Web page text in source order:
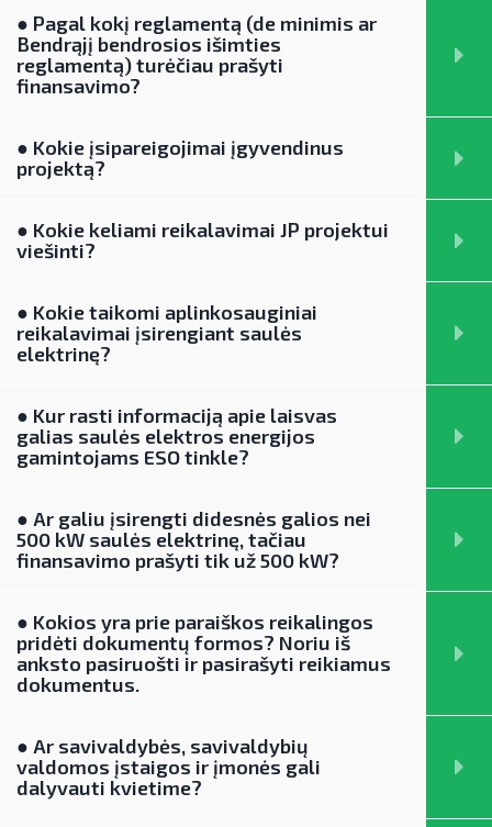
● Pagal kokį reglamentą (de minimis ar
Bendrąjį bendrosios išimties
reglamentą) turėčiau prašyti
finansavimo?
● Kokie įsipareigojimai įgyvendinus
projektą?
● Kokie keliami reikalavimai JP projektui
viešinti?
● Kokie taikomi aplinkosauginiai
reikalavimai įsirengiant saulės
elektrinę?
● Kur rasti informaciją apie laisvas
galias saulės elektros energijos
gamintojams ESO tinkle?
● Ar galiu įsirengti didesnės galios nei
500 kW saulės elektrinę, tačiau
finansavimo prašyti tik už 500 kW?
● Kokios yra prie paraiškos reikalingos
pridėti dokumentų formos? Noriu iš
anksto pasiruošti ir pasirašyti reikiamus
dokumentus.
● Ar savivaldybės, savivaldybių
valdomos įstaigos ir įmonės gali
dalyvauti kvietime?